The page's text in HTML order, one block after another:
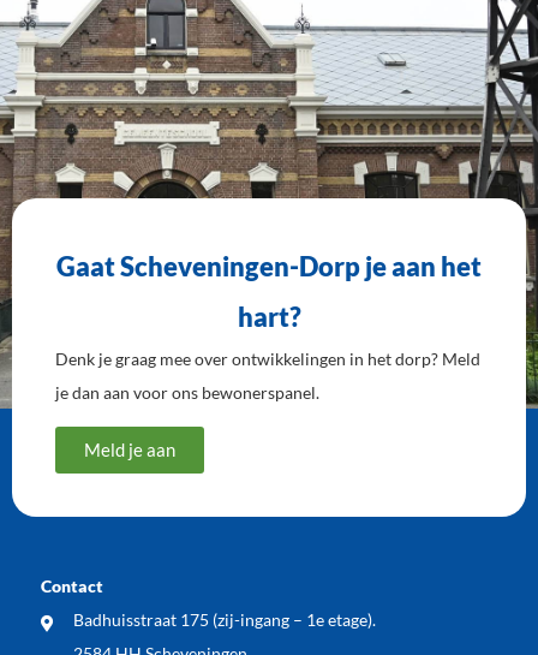
Gaat Scheveningen-Dorp je aan het
hart?
Denk je graag mee over ontwikkelingen in het dorp? Meld
je dan aan voor ons bewonerspanel.
Meld je aan
Contact
Badhuisstraat 175 (zij-ingang – 1e etage).